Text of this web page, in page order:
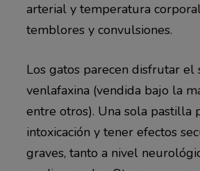
arterial y temperatura
temblores y convulsiones.
Los gatos parecen disfrutar el
venlafaxina (vendida bajo la
entre otros). Una sola pastilla
intoxicación y tener efectos
graves, tanto a nivel